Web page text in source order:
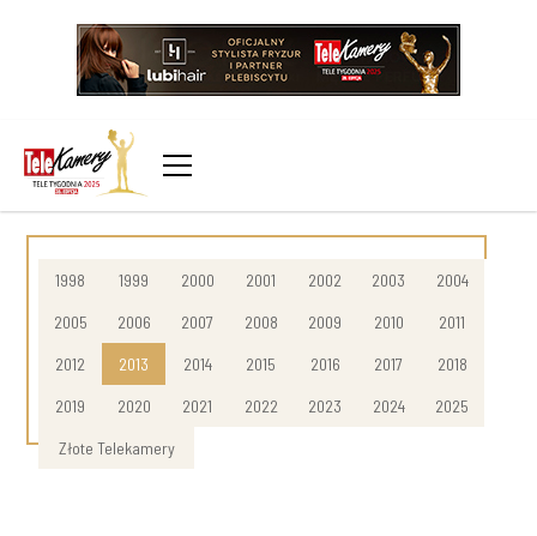
1998 1999 2000 2001 2002 2003 2004
2005 2006 2007 2008 2009 2010 2011
2012 2013 2014 2015 2016 2017 2018
2019 2020 2021 2022 2023 2024 2025
Złote Telekamery